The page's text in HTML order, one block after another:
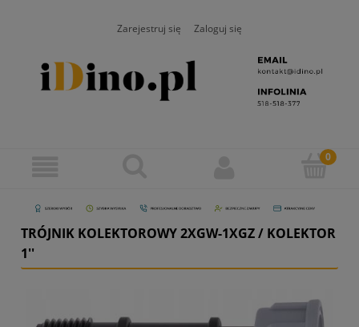
Zarejestruj się Zaloguj się
TRÓJNIK KOLEKTOROWY 2XGW-1XGZ / KOLEKTOR
1''